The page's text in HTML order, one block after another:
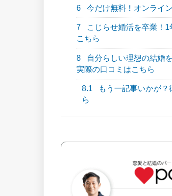
6 今だけ無料！オンライ
7
こじらせ婚活を卒業！
こちら
8
自分らしい理想の結婚
実際の口コミはこちら
8.1
もう一記事いかが
ら